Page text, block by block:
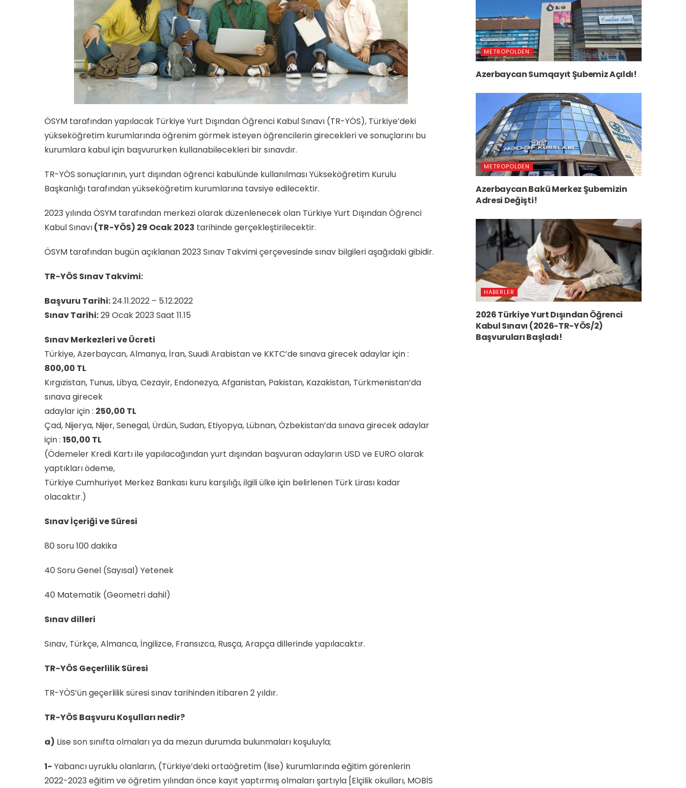
ÖSYM tarafından yapılacak Türkiye Yurt Dışından Öğrenci Kabul Sınavı (TR-YÖS), Türkiye’deki
yükseköğretim kurumlarında öğrenim görmek isteyen öğrencilerin girecekleri ve sonuçlarını bu
kurumlara kabul için başvururken kullanabilecekleri bir sınavdır.
TR-YÖS sonuçlarının, yurt dışından öğrenci kabulünde kullanılması Yükseköğretim Kurulu
Başkanlığı tarafından yükseköğretim kurumlarına tavsiye edilecektir.
2023 yılında ÖSYM tarafından merkezi olarak düzenlenecek olan Türkiye Yurt Dışından Öğrenci
Kabul Sınavı(TR-YÖS) 29 Ocak 2023 tarihinde gerçekleştirilecektir.
ÖSYM tarafından bugün açıklanan 2023 Sınav Takvimi çerçevesinde sınav bilgileri aşağıdaki gibidir.
TR-YÖS Sınav Takvimi:
Başvuru Tarihi:24.11.2022 – 5.12.2022
Sınav Tarihi:29 Ocak 2023 Saat 11.15
Sınav Merkezleri ve Ücreti
Türkiye, Azerbaycan, Almanya, İran, Suudi Arabistan ve KKTC’de sınava girecek adaylar için :
800,00 TL
Kırgızistan, Tunus, Libya, Cezayir, Endonezya, Afganistan, Pakistan, Kazakistan, Türkmenistan’da
sınava girecek
adaylar için : 250,00 TL
Çad, Nijerya, Nijer, Senegal, Ürdün, Sudan, Etiyopya, Lübnan, Özbekistan’da sınava girecek adaylar
için : 150,00 TL
(Ödemeler Kredi Kartı ile yapılacağından yurt dışından başvuran adayların USD ve EURO olarak
yaptıkları ödeme,
Türkiye Cumhuriyet Merkez Bankası kuru karşılığı, ilgili ülke için belirlenen Türk Lirası kadar
olacaktır.)
Sınav İçeriği ve Süresi
80 soru 100 dakika
40 Soru Genel (Sayısal) Yetenek
40 Matematik (Geometri dahil)
Sınav dilleri
Sınav, Türkçe, Almanca, İngilizce, Fransızca, Rusça, Arapça dillerinde yapılacaktır.
TR-YÖS Geçerlilik Süresi
TR-YÖS’ün geçerlilik süresi sınav tarihinden itibaren 2 yıldır.
TR-YÖS Başvuru Koşulları nedir?
a) Lise son sınıfta olmaları ya da mezun durumda bulunmaları koşuluyla;
1- Yabancı uyruklu olanların, (Türkiye’deki ortaöğretim (lise) kurumlarında eğitim görenlerin
2022-2023 eğitim ve öğretim yılından önce kayıt yaptırmış olmaları şartıyla [Elçilik okulları, MOBİS
METROPOLDEN
Azerbaycan Sumqayıt Şubemiz Açıldı!
METROPOLDEN
Azerbaycan Bakü Merkez Şubemizin
Adresi Değişti!
HABERLER
2026 Türkiye Yurt Dışından Öğrenci
Kabul Sınavı (2026-TR-YÖS/2)
Başvuruları Başladı!